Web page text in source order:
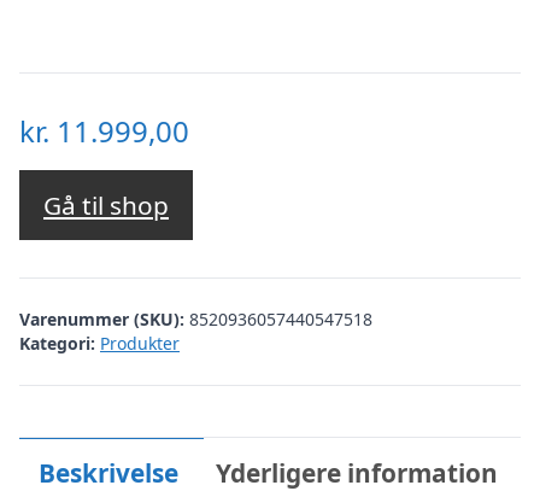
kr. 11.999,00
Gå til shop
Varenummer (SKU): 8520936057440547518
Kategori: Produkter
Beskrivelse Yderligere information